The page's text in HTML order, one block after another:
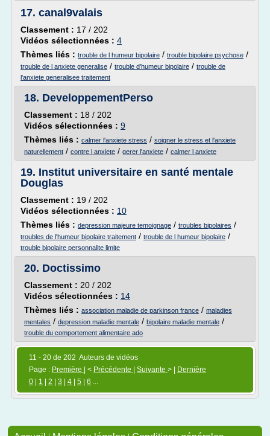
17. canal9valais
Classement : 17 / 202
Vidéos sélectionnées : 4
Thèmes liés : trouble de l humeur bipolaire / trouble bipolaire psychose /
trouble de l anxiete generalise / trouble d'humeur bipolaire / trouble de
l'anxiete generalisee traitement
18. DeveloppementPerso
Classement : 18 / 202
Vidéos sélectionnées : 9
Thèmes liés : calmer l'anxiete stress / soigner le stress et l'anxiete
naturellement / contre l anxiete / gerer l'anxiete / calmer l anxiete
19. Institut universitaire en santé mentale
Douglas
Classement : 19 / 202
Vidéos sélectionnées : 10
Thèmes liés : depression majeure temoignage / troubles bipolaires /
troubles de l'humeur bipolaire traitement / trouble de l humeur bipolaire /
trouble bipolaire personnalite limite
20. Doctissimo
Classement : 20 / 202
Vidéos sélectionnées : 14
Thèmes liés : association maladie de parkinson france / maladies
mentales / depression maladie mentale / bipolaire maladie mentale /
trouble du comportement alimentaire ado
11 - 20 de 202 Auteurs de vidéos
Page : Première | < Précédente Suivante > |
Dernière
0
1 2 3 4 5 6 ...